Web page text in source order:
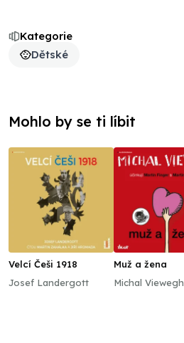
Kategorie
Dětské
Mohlo by se ti líbit
Velcí Češi 1918
Josef Landergott
Muž a žena
Michal Viewegh